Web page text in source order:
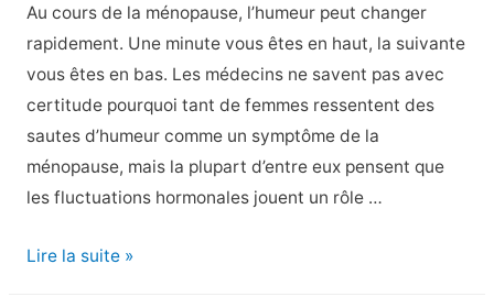
(et
ce
qu’il
faut
choisir
à
la
Au cours de la ménopause, l’humeur peut changer
rapidement. Une minute vous êtes en haut, la suivante
vous êtes en bas. Les médecins ne savent pas avec
certitude pourquoi tant de femmes ressentent des
sautes d’humeur comme un symptôme de la
ménopause, mais la plupart d’entre eux pensent que
les fluctuations hormonales jouent un rôle …
9Lire la suite »